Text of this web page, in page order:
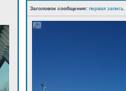
Заголовок сообщения: первая